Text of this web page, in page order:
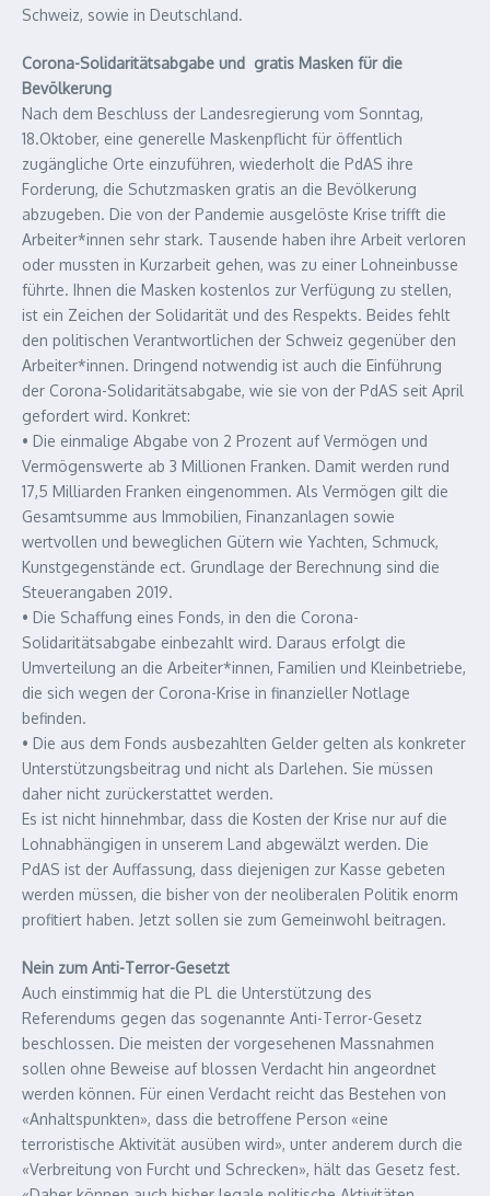
Schweiz, sowie in Deutschland.
Corona-Solidaritätsabgabe und gratis Masken für die
Bevölkerung
Nach dem Beschluss der Landesregierung vom Sonntag,
18.Oktober, eine generelle Maskenpflicht für öffentlich
zugängliche Orte einzuführen, wiederholt die PdAS ihre
Forderung, die Schutzmasken gratis an die Bevölkerung
abzugeben. Die von der Pandemie ausgelöste Krise trifft die
Arbeiter*innen sehr stark. Tausende haben ihre Arbeit verloren
oder mussten in Kurzarbeit gehen, was zu einer Lohneinbusse
führte. Ihnen die Masken kostenlos zur Verfügung zu stellen,
ist ein Zeichen der Solidarität und des Respekts. Beides fehlt
den politischen Verantwortlichen der Schweiz gegenüber den
Arbeiter*innen. Dringend notwendig ist auch die Einführung
der Corona-Solidaritätsabgabe, wie sie von der PdAS seit April
gefordert wird. Konkret:
• Die einmalige Abgabe von 2 Prozent auf Vermögen und
Vermögenswerte ab 3 Millionen Franken. Damit werden rund
17,5 Milliarden Franken eingenommen. Als Vermögen gilt die
Gesamtsumme aus Immobilien, Finanzanlagen sowie
wertvollen und beweglichen Gütern wie Yachten, Schmuck,
Kunstgegenstände ect. Grundlage der Berechnung sind die
Steuerangaben 2019.
• Die Schaffung eines Fonds, in den die Corona-
Solidaritätsabgabe einbezahlt wird. Daraus erfolgt die
Umverteilung an die Arbeiter*innen, Familien und Kleinbetriebe,
die sich wegen der Corona-Krise in finanzieller Notlage
befinden.
• Die aus dem Fonds ausbezahlten Gelder gelten als konkreter
Unterstützungsbeitrag und nicht als Darlehen. Sie müssen
daher nicht zurückerstattet werden.
Es ist nicht hinnehmbar, dass die Kosten der Krise nur auf die
Lohnabhängigen in unserem Land abgewälzt werden. Die
PdAS ist der Auffassung, dass diejenigen zur Kasse gebeten
werden müssen, die bisher von der neoliberalen Politik enorm
profitiert haben. Jetzt sollen sie zum Gemeinwohl beitragen.
Nein zum Anti-Terror-Gesetzt
Auch einstimmig hat die PL die Unterstützung des
Referendums gegen das sogenannte Anti-Terror-Gesetz
beschlossen. Die meisten der vorgesehenen Massnahmen
sollen ohne Beweise auf blossen Verdacht hin angeordnet
werden können. Für einen Verdacht reicht das Bestehen von
«Anhaltspunkten», dass die betroffene Person «eine
terroristische Aktivität ausüben wird», unter anderem durch die
«Verbreitung von Furcht und Schrecken», hält das Gesetz fest.